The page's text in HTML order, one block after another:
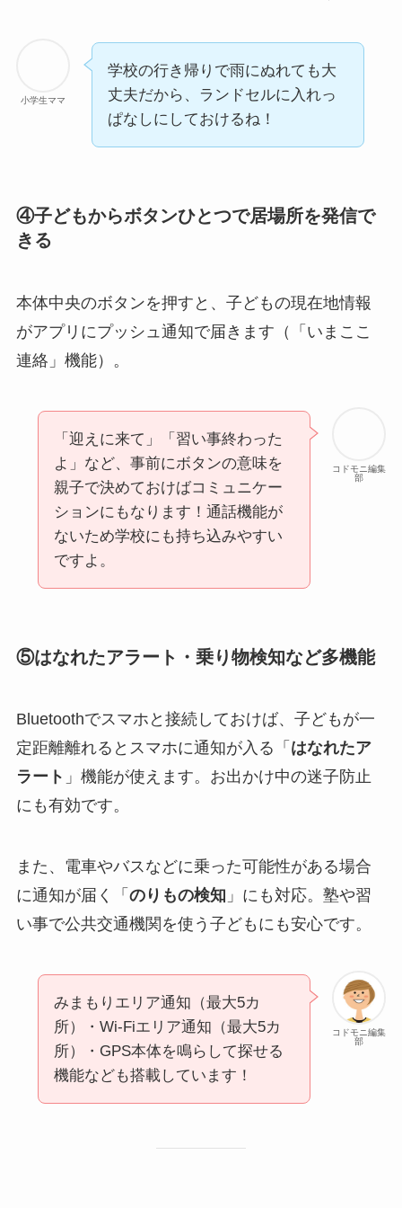
小学生ママ
学校の行き帰りで雨にぬれても大
丈夫だから、ランドセルに入れっ
ぱなしにしておけるね！
④子どもからボタンひとつで居場所を発信で
きる
本体中央のボタンを押すと、子どもの現在地情報
がアプリにプッシュ通知で届きます（「いまここ
連絡」機能）。
コドモニ編集
部
「迎えに来て」「習い事終わった
よ」など、事前にボタンの意味を
親子で決めておけばコミュニケー
ションにもなります！通話機能が
ないため学校にも持ち込みやすい
ですよ。
⑤はなれたアラート・乗り物検知など多機能
Bluetoothでスマホと接続しておけば、子どもが一
定距離離れるとスマホに通知が入る「 はなれたア
ラート 」機能が使えます。お出かけ中の迷子防止
にも有効です。
また、電車やバスなどに乗った可能性がある場合
に通知が届く「 のりもの検知 」にも対応。塾や習
い事で公共交通機関を使う子どもにも安心です。
コドモニ編集
部
みまもりエリア通知（最大5カ
所）・Wi-Fiエリア通知（最大5カ
所）・GPS本体を鳴らして探せる
機能なども搭載しています！